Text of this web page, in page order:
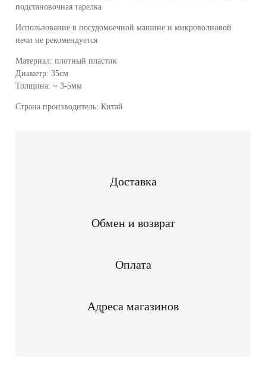
подстановочная тарелка
Использование в посудомоечной машине и микроволновой
печи не рекомендуется
Материал: плотный пластик
Диаметр: 35см
Толщина: ~ 3-5мм
Страна производитель: Китай
Доставка
Обмен и возврат
Оплата
Адреса магазинов